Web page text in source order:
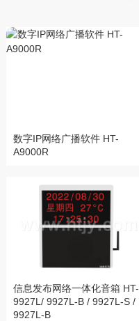
数字IP网络广播软件 HT-
A9000R
信息发布网络一体化音箱 HT-
9927L/ 9927L-B / 9927L-S /
9927L-B